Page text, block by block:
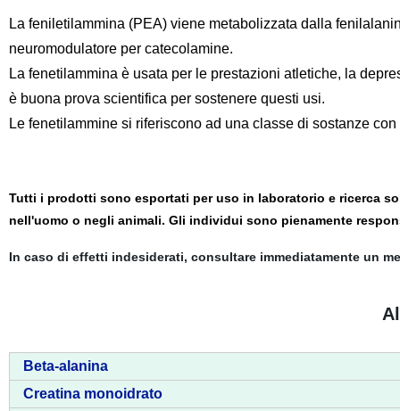
La feniletilammina (PEA) viene metabolizzata dalla
neuromodulatore per catecolamine.
La fenetilammina è usata per le prestazioni atletiche, la
è buona prova scientifica per sostenere questi usi.
Le fenetilammine si riferiscono ad una classe di sostanze
Tutti i prodotti sono esportati per uso in laboratorio e ricerca
nell'uomo o negli animali. Gli individui sono pienamente
In caso di effetti indesiderati, consultare immediatamente un
Beta-alanina
Creatina monoidrato